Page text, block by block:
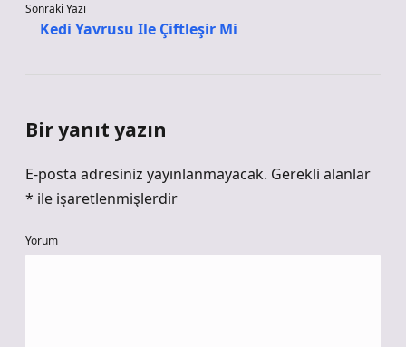
Sonraki Yazı
Kedi Yavrusu Ile Çiftleşir Mi
Bir yanıt yazın
E-posta adresiniz yayınlanmayacak. Gerekli alanlar
* ile işaretlenmişlerdir
Yorum